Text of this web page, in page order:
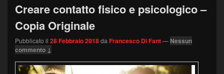
Creare contatto fisico e psicologico –
Copia Originale
Pubblicato il 28 Febbraio 2018da Francesco Di Fant— Nessun
commento ↓